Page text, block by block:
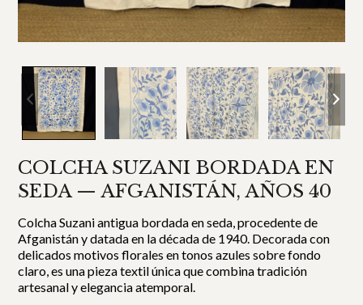
COLCHA SUZANI BORDADA EN
SEDA — AFGANISTÁN, AÑOS 40
Colcha Suzani antigua bordada en seda, procedente de
Afganistán y datada en la década de 1940. Decorada con
delicados motivos florales en tonos azules sobre fondo
claro, es una pieza textil única que combina tradición
artesanal y elegancia atemporal.